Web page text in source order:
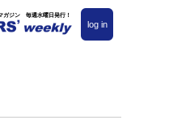
ガジン 毎週水曜日発行！
log in